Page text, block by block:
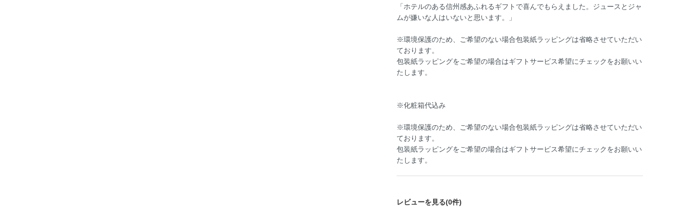
「ホテルのある信州感あふれるギフトで喜んでもらえました。ジュースとジャ
ムが嫌いな人はいないと思います。」
※環境保護のため、ご希望のない場合包装紙ラッピングは省略させていただい
ております。
包装紙ラッピングをご希望の場合はギフトサービス希望にチェックをお願いい
たします。
※化粧箱代込み
※環境保護のため、ご希望のない場合包装紙ラッピングは省略させていただい
ております。
包装紙ラッピングをご希望の場合はギフトサービス希望にチェックをお願いい
たします。
レビューを見る(0件)